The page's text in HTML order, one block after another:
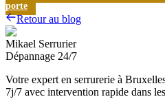
porte
Retour au blog
Mikael Serrurier
Dépannage 24/7
Votre expert en serrurerie à
7j/7 avec intervention rapide dans